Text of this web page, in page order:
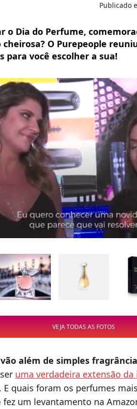
Publicado
o Dia do Perfume,
O Purepeople
para você escolher a sua!
VEJA TODAS AS FOTOS
além de simples
uma verdadeira extensão
. E quais foram os perfumes
fez um levantamento na